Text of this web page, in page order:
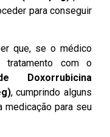
para conseguir
que, se o médico
com o
Doxorrubicina
, cumprindo alguns
medicação para seu